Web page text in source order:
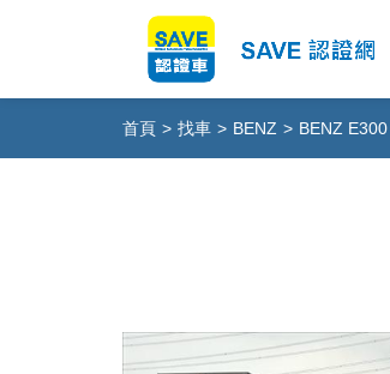
首頁 > 找車 > BENZ > BENZ E300